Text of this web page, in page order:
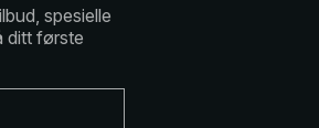
spesielle
ditt første